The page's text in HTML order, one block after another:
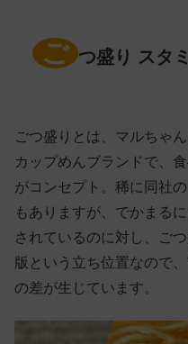
ご つ盛り スタ
ごつ盛りとは、マルちゃ
カップめんブランドで、
がコンセプト。稀に同社
もありますが、でかまる
されているのに対し、ご
版という立ち位置なので
の差が生じています。